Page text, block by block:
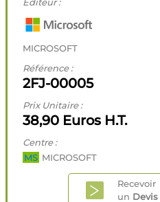
Editeur :
MICROSOFT
Référence :
2FJ-00005
Prix Unitaire :
38,90 Euros H.T.
Centre :
MS MICROSOFT
Recevoir
un Devis